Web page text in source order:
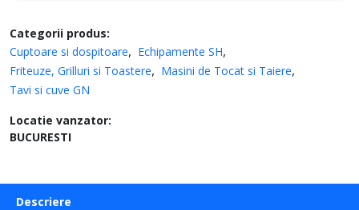
Categorii produs:
Cuptoare si dospitoare
Echipamente SH
Friteuze, Grilluri si Toastere
Masini de Tocat si Taiere
Tavi si cuve GN
Locatie vanzator:
BUCURESTI
Descriere